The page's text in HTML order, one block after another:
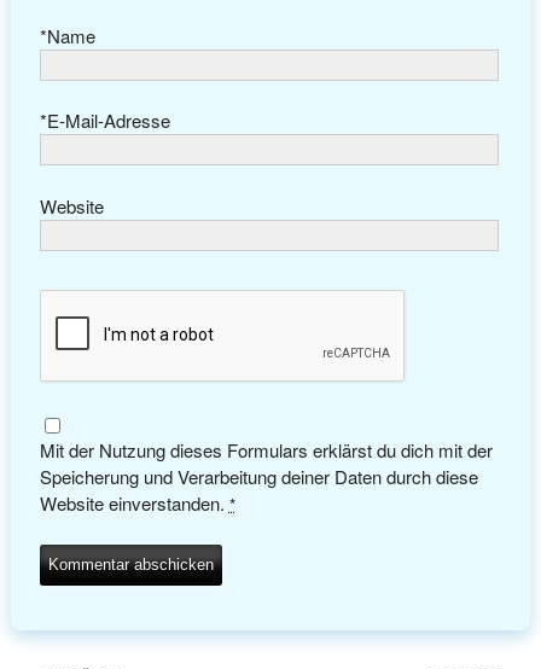
Name
*
E-Mail-Adresse
*
Website
Mit der Nutzung dieses Formulars erklärst du dich mit der
Speicherung und Verarbeitung deiner Daten durch diese
Website einverstanden. *